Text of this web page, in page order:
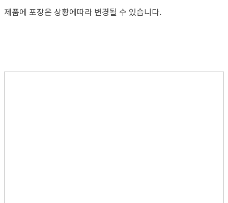
제품에 포장은 상황에따라 변경될 수 있습니다.